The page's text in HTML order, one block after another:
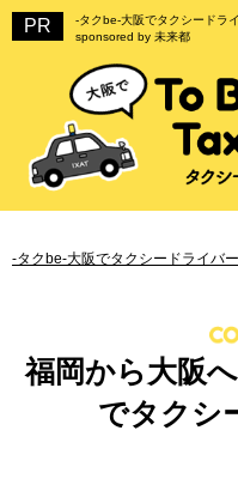
-タクbe-大阪でタクシードラ
sponsored by 未来都
-タクbe-大阪でタクシードライバ
福岡から大阪
でタクシ